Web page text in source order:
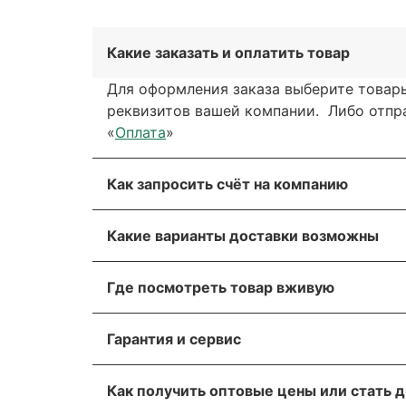
Какие заказать и оплатить товар
Для оформления заказа выберите
реквизитов вашей компании. Либо
«Оплата»
Как запросить счёт на компанию
обратной связи. Мы свяжемся с вами в
Для получения более подробной
Пожалуйста, прикрепите реквизиты
оборудование.
Какие варианты доставки возможны
через транспортную компанию.
Мы отправляем грузы транспортной
Вы можете заказать доставку
Ижевск, Иркутск, Казань, Кемерово,
Где посмотреть товар вживую
убедиться лично! Адрес склада указан в
Гарантия и сервис
Как получить оптовые цены или стать